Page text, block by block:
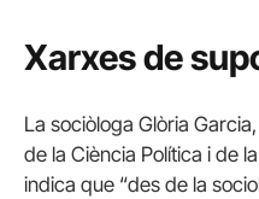
Xarxes de
La sociòloga Glòria
de la Ciència Política i de
indica que “des de la